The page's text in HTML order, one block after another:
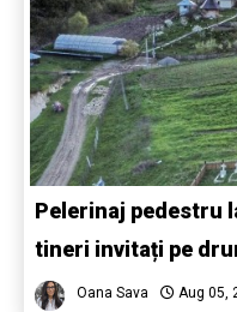
Pelerinaj pedestru
tineri invitați pe
Oana Sava Aug 05,